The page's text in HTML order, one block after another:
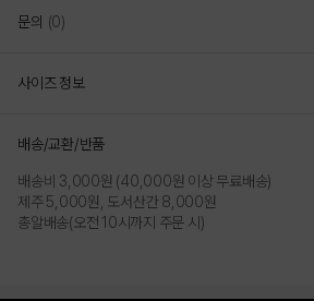
문의 (0)
사이즈 정보
배송/교환/반품
배송비 3,000원 (40,000원 이상 무료배송)
제주 5,000원, 도서산간 8,000원
총알배송(오전 10시까지 주문 시)